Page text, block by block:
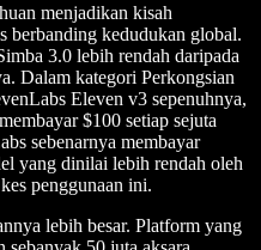
menjadikan kisah
berbanding kedudukan global.
3.0 lebih rendah daripada
Dalam kategori Perkongsian
Eleven v3 sepenuhnya,
$100 setiap sejuta
sebenarnya membayar
yang dinilai lebih rendah oleh
penggunaan ini.
lebih besar. Platform yang